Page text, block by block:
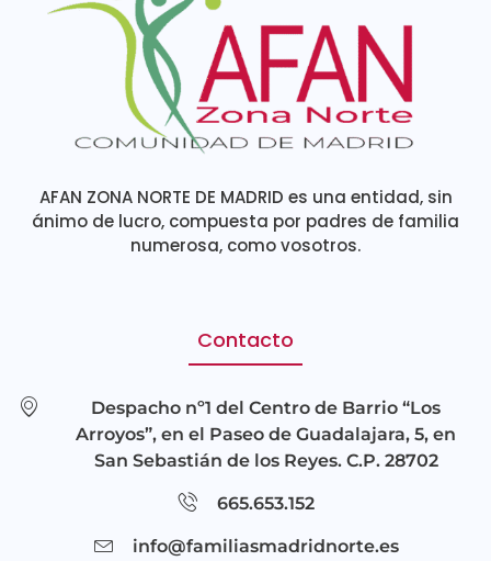
AFAN ZONA NORTE DE MADRID es una entidad, sin
ánimo de lucro, compuesta por padres de familia
numerosa, como vosotros.
Contacto
Despacho nº1 del Centro de Barrio “Los
Arroyos”, en el Paseo de Guadalajara, 5, en
San Sebastián de los Reyes. C.P. 28702
665.653.152
info@familiasmadridnorte.es